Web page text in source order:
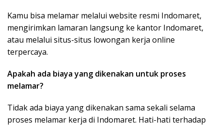
Kamu bisa melamar melalui website resmi Indomaret,
mengirimkan lamaran langsung ke kantor Indomaret,
atau melalui situs-situs lowongan kerja online
terpercaya.
Apakah ada biaya yang dikenakan untuk proses
melamar?
Tidak ada biaya yang dikenakan sama sekali selama
proses melamar kerja di Indomaret. Hati-hati terhadap